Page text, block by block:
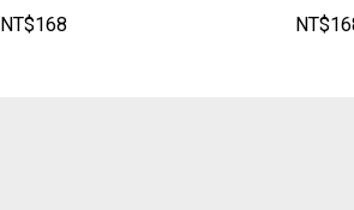
枕【MT1105】JoyBaby
NT$168
3】
NT$